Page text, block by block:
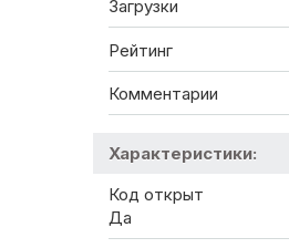
Загрузки
Рейтинг
Комментарии
Характеристики:
Код открыт
Да